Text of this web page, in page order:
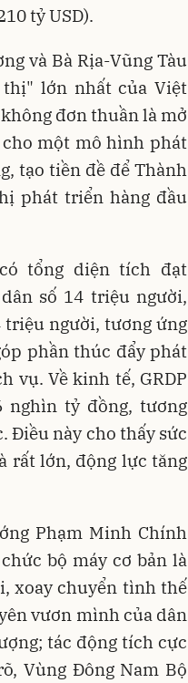
tỷ USD).
và Bà Rịa-Vũng Tàu
lớn nhất của Việt
đơn thuần là mở
một mô hình phát
tạo tiền đề để Thành
phát triển hàng đầu
tổng diện tích đạt
số 14 triệu người,
triệu người, tương ứng
phần thúc đẩy phát
vụ. Về kinh tế, GRDP
nghìn tỷ đồng, tương
Điều này cho thấy sức
rất lớn, động lực tăng
Phạm Minh Chính
bộ máy cơ bản là
xoay chuyển tình thế
vươn mình của dân
tác động tích cực
Vùng Đông Nam Bộ